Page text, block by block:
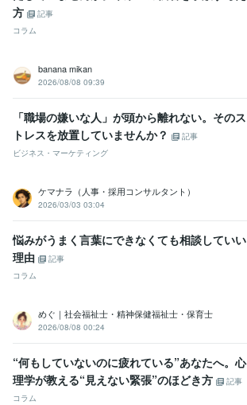
方
記事
コラム
banana mikan
2026/08/08 09:39
「職場の嫌いな人」が頭から離れない。そのス
トレスを放置していませんか？
記事
ビジネス・マーケティング
ケマナラ（人事・採用コンサルタント）
2026/03/03 03:04
悩みがうまく言葉にできなくても相談していい
理由
記事
コラム
めぐ｜社会福祉士・精神保健福祉士・保育士
2026/08/08 00:24
“何もしていないのに疲れている”あなたへ。心
理学が教える“見えない緊張”のほどき方
記事
コラム